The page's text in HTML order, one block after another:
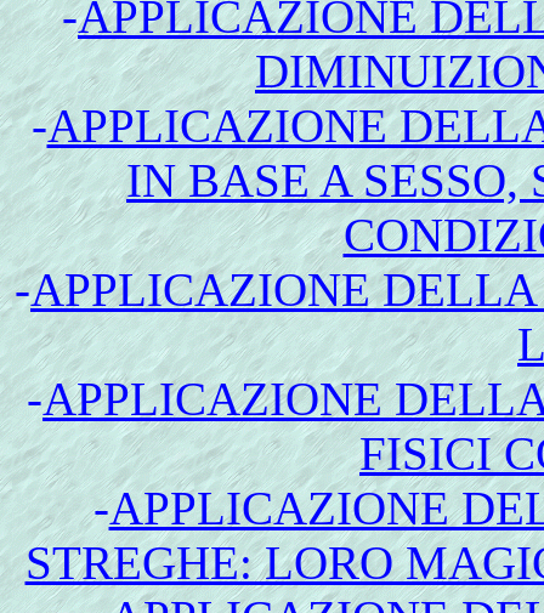
-APPLICAZIONE
-APPLICAZIONE
IN BASE A SESSO,
-APPLICAZIONE
-APPLICAZIONE
FISICI
-APPLICAZIONE
STREGHE: LORO